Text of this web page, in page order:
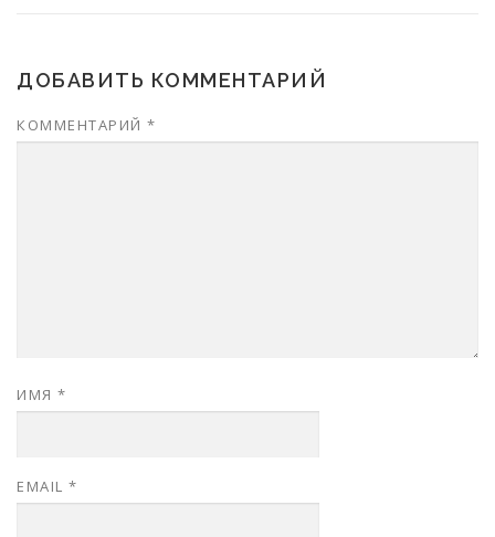
ДОБАВИТЬ КОММЕНТАРИЙ
КОММЕНТАРИЙ *
ИМЯ *
EMAIL *